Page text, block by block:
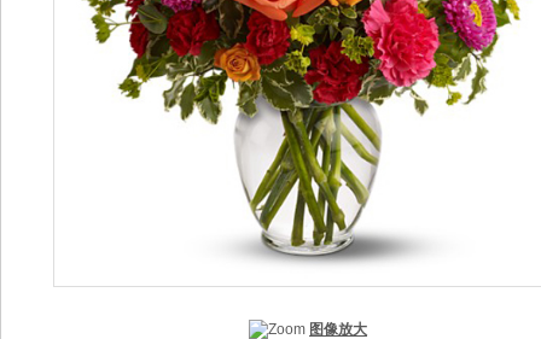
图像放大